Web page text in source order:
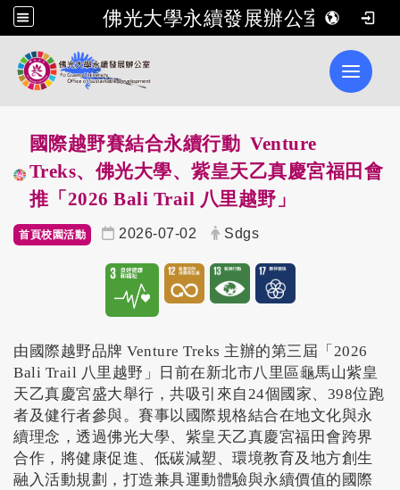
佛光大學永續發展辦公室
Toggle
國際越野賽結合永續行動 Venture
Treks、佛光大學、紫皇天乙真慶宮福田會
推「2026 Bali Trail 八里越野」
首頁校園活動 2026-07-02 Sdgs
由國際越野品牌 Venture Treks 主辦的第三屆「2026
Bali Trail 八里越野」日前在新北市八里區龜馬山紫皇
天乙真慶宮盛大舉行，共吸引來自24個國家、398位跑
者及健行者參與。賽事以國際規格結合在地文化與永
續理念，透過佛光大學、紫皇天乙真慶宮福田會跨界
合作，將健康促進、低碳減塑、環境教育及地方創生
融入活動規劃，打造兼具運動體驗與永續價值的國際